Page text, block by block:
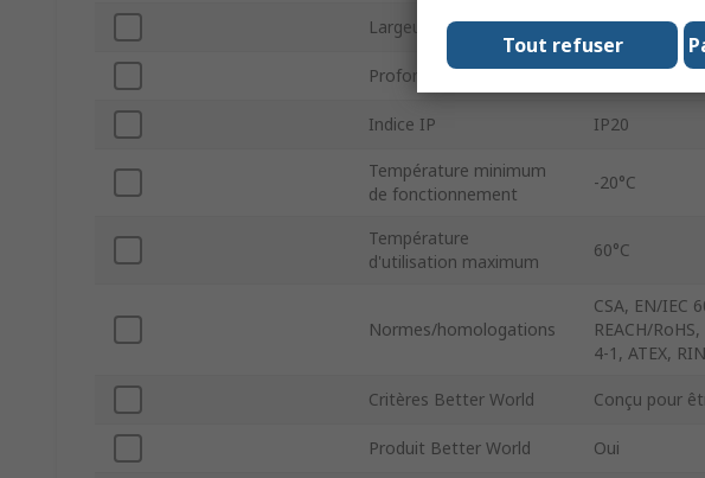
Largeur hors tout 44.5mm
Profondeur hors tout 78.5mm
Indice IP IP20
Température minimum
de fonctionnement
-20°C
Température
d'utilisation maximum
60°C
Normes/homologations
CSA, EN/IEC
REACH/
4-1, ATEX,
Critères Better World Conçu pour
Produit Better World Oui
Tout refuser